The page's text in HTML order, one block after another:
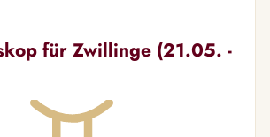
für Zwillinge (21.05. -